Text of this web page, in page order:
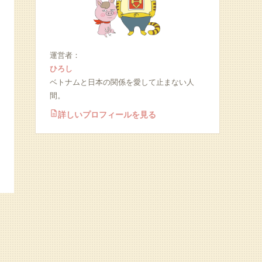
運営者：
ひろし
ベトナムと日本の関係を愛して止まない人
間。
詳しいプロフィールを見る